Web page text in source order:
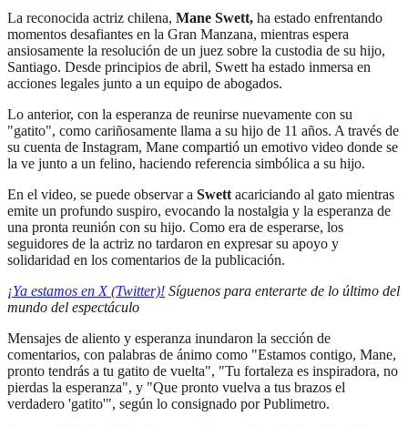
La reconocida actriz chilena, Mane Swett, ha estado enfrentando
momentos desafiantes en la Gran Manzana, mientras espera
ansiosamente la resolución de un juez sobre la custodia de su hijo,
Santiago. Desde principios de abril, Swett ha estado inmersa en
acciones legales junto a un equipo de abogados.
Lo anterior, con la esperanza de reunirse nuevamente con su
"gatito", como cariñosamente llama a su hijo de 11 años. A través de
su cuenta de Instagram, Mane compartió un emotivo video donde se
la ve junto a un felino, haciendo referencia simbólica a su hijo.
En el video, se puede observar a Swett acariciando al gato mientras
emite un profundo suspiro, evocando la nostalgia y la esperanza de
una pronta reunión con su hijo. Como era de esperarse, los
seguidores de la actriz no tardaron en expresar su apoyo y
solidaridad en los comentarios de la publicación.
¡Ya estamos en X (Twitter)! Síguenos para enterarte de lo último del
mundo del espectáculo
Mensajes de aliento y esperanza inundaron la sección de
comentarios, con palabras de ánimo como "Estamos contigo, Mane,
pronto tendrás a tu gatito de vuelta", "Tu fortaleza es inspiradora, no
pierdas la esperanza", y "Que pronto vuelva a tus brazos el
verdadero 'gatito'", según lo consignado por Publimetro.